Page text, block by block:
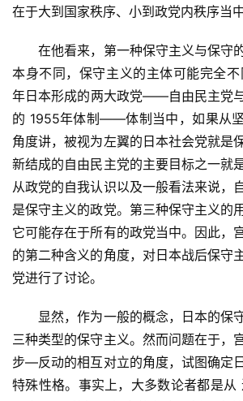
在于大到国家秩序、小到政党内秩序当中
在他看来，第一种保守主义与保守
本身不同，保守主义的主体可能完全
年日本形成的两大政党——自由民主党
的 1955年体制——体制当中，如果从
角度讲，被视为左翼的日本社会党就是
新结成的自由民主党的主要目标之一就
从政党的自我认识以及一般看法来说，
是保守主义的政党。第三种保守主义的
它可能存在于所有的政党当中。因此，
的第二种含义的角度，对日本战后保守
党进行了讨论。
显然，作为一般的概念，日本的保
三种类型的保守主义。然而问题在于，
步—反动的相互对立的角度，试图确定
特殊性格。事实上，大多数论者都是